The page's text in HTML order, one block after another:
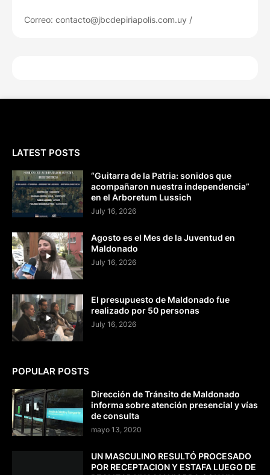
Correo: contacto@jbcdepiriapolis.com.uy /
LATEST POSTS
“Guitarra de la Patria: sonidos que
acompañaron nuestra independencia”
en el Arboretum Lussich
July 16, 2026
Agosto es el Mes de la Juventud en
Maldonado
July 16, 2026
El presupuesto de Maldonado fue
realizado por 50 personas
July 16, 2026
POPULAR POSTS
Dirección de Tránsito de Maldonado
informa sobre atención presencial y vías
de consulta
mayo 13, 2020
UN MASCULINO RESULTÓ PROCESADO
POR RECEPTACION Y ESTAFA LUEGO DE